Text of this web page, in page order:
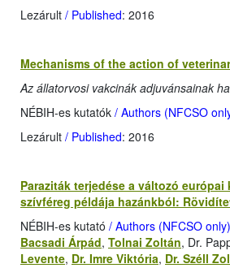
Lezárult / Published: 2016
Mechanisms of the action of
Az állatorvosi vakcinák adjuvánsainak
NÉBIH-es kutatók / Authors (NFCSO
Lezárult / Published: 2016
Paraziták terjedése a változó európai
szívféreg példája hazánkból:
NÉBIH-es kutató / Authors (NFCSO only)
Bacsadi Árpád, Tolnai Zoltán, Dr.
Levente, Dr. Imre Viktória, Dr. Széll